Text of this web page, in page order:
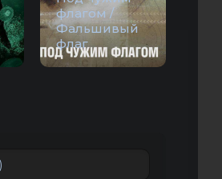
флагом /
Фальшивый
флаг